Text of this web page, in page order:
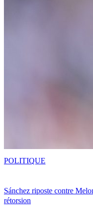
Sánchez riposte contre
rétorsion
POLITIQUE